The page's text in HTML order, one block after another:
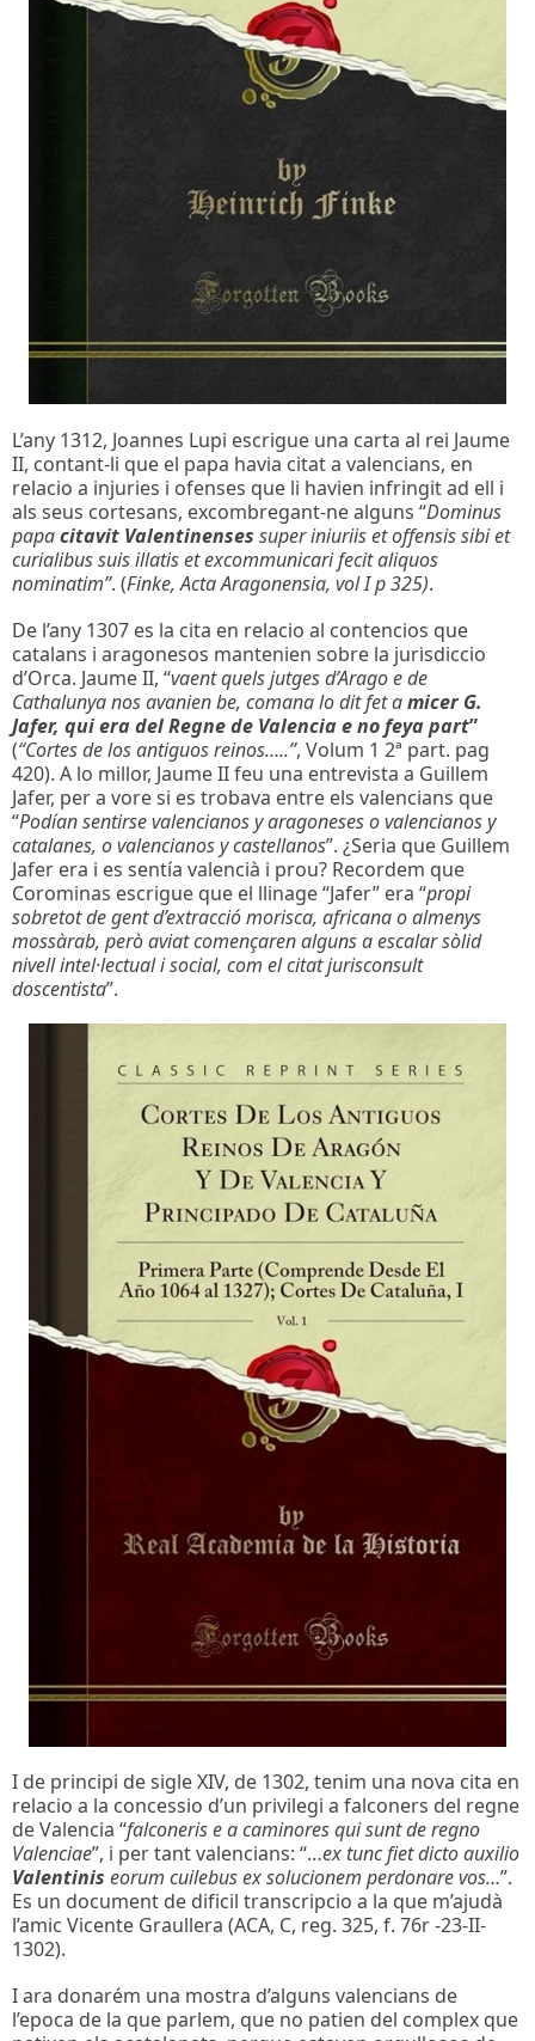
L’any 1312, Joannes Lupi escrigue una carta al rei Jaume
II, contant-li que el papa havia citat a valencians, en
relacio a injuries i ofenses que li havien infringit ad ell i
als seus cortesans, excombregant-ne alguns “Dominus
papacitavit Valentinenses super iniuriis et offensis sibi et
curialibus suis illatis et excommunicari fecit aliquos
nominatim”. (Finke, Acta Aragonensia, vol I p 325).
De l’any 1307 es la cita en relacio al contencios que
catalans i aragonesos mantenien sobre la jurisdiccio
d’Orca. Jaume II, “vaent quels jutges d’Arago e de
Cathalunya nos avanien be, comana lo dit fet amicer G.
Jafer, qui era del Regne de Valencia e no feya part”
(“Cortes de los antiguos reinos…..”, Volum 1 2ª part. pag
420). A lo millor, Jaume II feu una entrevista a Guillem
Jafer, per a vore si es trobava entre els valencians que
“Podían sentirse valencianos y aragoneses o valencianos y
catalanes, o valencianos y castellanos”. ¿Seria que Guillem
Jafer era i es sentía valencià i prou? Recordem que
Corominas escrigue que el llinage “Jafer” era “propi
sobretot de gent d’extracció morisca, africana o almenys
mossàrab, però aviat començaren alguns a escalar sòlid
nivell intel·lectual i social, com el citat jurisconsult
doscentista”.
I de principi de sigle XIV, de 1302, tenim una nova cita en
relacio a la concessio d’un privilegi a falconers del regne
de Valencia “falconeris e a caminores qui sunt de regno
Valenciae”, i per tant valencians: “…ex tunc fiet dicto auxilio
Valentinis eorum cuilebus ex solucionem perdonare vos…”.
Es un document de dificil transcripcio a la que m’ajudà
l’amic Vicente Graullera (ACA, C, reg. 325, f. 76r -23-II-
1302).
I ara donarém una mostra d’alguns valencians de
l’epoca de la que parlem, que no patien del complex que